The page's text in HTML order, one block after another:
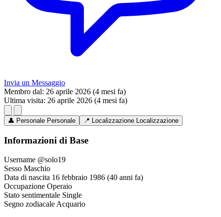
Invia un Messaggio
Membro dal: 26 aprile 2026 (4 mesi fa)
Ultima visita: 26 aprile 2026 (4 mesi fa)
👤 Personale Personale 📍 Localizzazione Localizzazione
Informazioni di Base
Username @solo19
Sesso Maschio
Data di nascita 16 febbraio 1986 (40 anni fa)
Occupazione Operaio
Stato sentimentale Single
Segno zodiacale Acquario